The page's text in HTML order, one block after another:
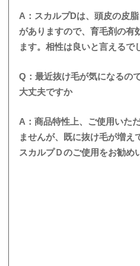
A：スカルプDは、頭皮の皮
がありますので、育毛剤の有
ます。相性は良いと言えるで
Q：最近抜け毛が気になるの
大丈夫ですか
A：商品特性上、ご使用いた
ませんが、既に抜け毛が増え
スカルプＤのご使用をお勧め